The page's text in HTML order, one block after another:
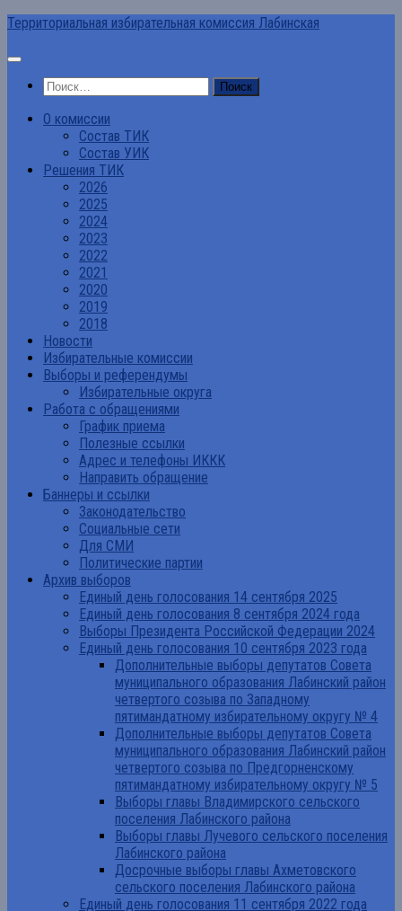
Перейти
содержимому
Территориальная избирательная комиссия Лабинская
Найти:
О комиссии
Состав ТИК
Состав УИК
Решения ТИК
2026
2025
2024
2023
2022
2021
2020
2019
2018
Новости
Избирательные комиссии
Выборы и референдумы
Избирательные округа
Работа с обращениями
График приема
Полезные ссылки
Адрес и телефоны ИККК
Направить обращение
Баннеры и ссылки
Законодательство
Социальные сети
Для СМИ
Политические партии
Архив выборов
Единый день голосования 14 сентября 2025
Единый день голосования 8 сентября 2024 года
Выборы Президента Российской Федерации 2024
Единый день голосования 10 сентября 2023 года
Дополнительные выборы депутатов Совета
муниципального образования Лабинский район
четвертого созыва по Западному
пятимандатному избирательному округу № 4
Дополнительные выборы депутатов Совета
муниципального образования Лабинский район
четвертого созыва по Предгорненскому
пятимандатному избирательному округу № 5
Выборы главы Владимирского сельского
поселения Лабинского района
Выборы главы Лучевого сельского поселения
Лабинского района
Досрочные выборы главы Ахметовского
сельского поселения Лабинского района
Единый день голосования 11 сентября 2022 года